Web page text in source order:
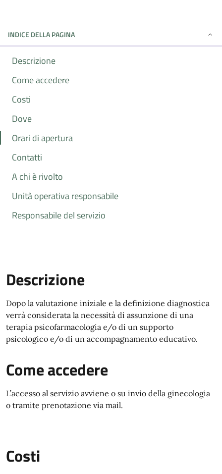
INDICE DELLA PAGINA
Descrizione
Come accedere
Costi
Dove
Orari di apertura
Contatti
A chi è rivolto
Unità operativa responsabile
Responsabile del servizio
Descrizione
Dopo la valutazione iniziale e la definizione diagnostica
verrà considerata la necessità di assunzione di una
terapia psicofarmacologia e/o di un supporto
psicologico e/o di un accompagnamento educativo.
Come accedere
L’accesso al servizio avviene o su invio della ginecologia
o tramite prenotazione via mail.
Costi